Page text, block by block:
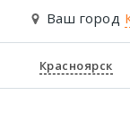
Ваш город
Красноярск